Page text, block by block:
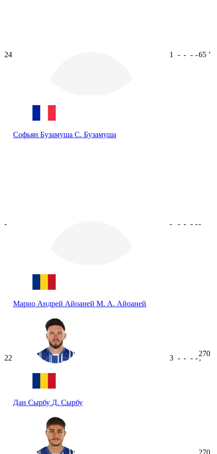
24
Софьян Бузамуша С. Бузамуша
1 - - - -65 ʼ
-
Марио Андрей Айоаней М. А. Айоаней
- - - - --
22
Дан Сырбу Д. Сырбу
3 - - - -
270
ʼ
270